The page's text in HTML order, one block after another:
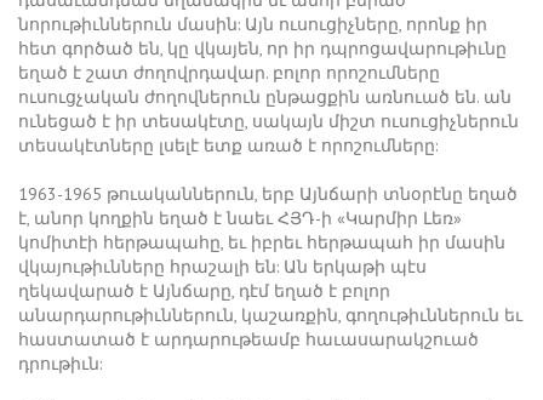
նորութիւններուն մասին: Այն ուսուցիչները, որոնք իր
հետ գործած են, կը վկայեն, որ իր դպրոցավարութիւնը
եղած է շատ ժողովրդավար. բոլոր որոշումները
ուսուցչական ժողովներուն ընթացքին առնուած են. ան
ունեցած է իր տեսակէտը, սակայն միշտ ուսուցիչներուն
տեսակէտները լսելէ ետք առած է որոշումները:
1963-1965 թուականներուն, երբ Այնճարի տնօրէնը եղած
է, անոր կողքին եղած է նաեւ ՀՅԴ-ի «Կարմիր Լեռ»
կոմիտէի հերթապահը, եւ իբրեւ հերթապահ իր մասին
վկայութիւնները հրաշալի են: Ան երկաթի պէս
ղեկավարած է Այնճարը, դէմ եղած է բոլոր
անարդարութիւններուն, կաշառքին, գողութիւններուն եւ
հաստատած է արդարութեամբ հաւասարակշուած
դրութիւն: